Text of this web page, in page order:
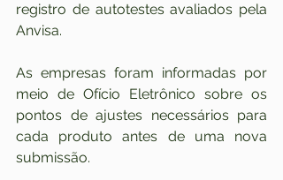
registro de autotestes avaliados pela
Anvisa.
As empresas foram informadas por
meio de Ofício Eletrônico sobre os
pontos de ajustes necessários para
cada produto antes de uma nova
submissão.